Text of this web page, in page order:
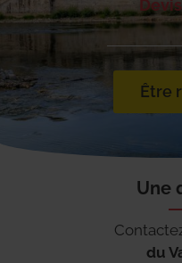
Être
Une
du